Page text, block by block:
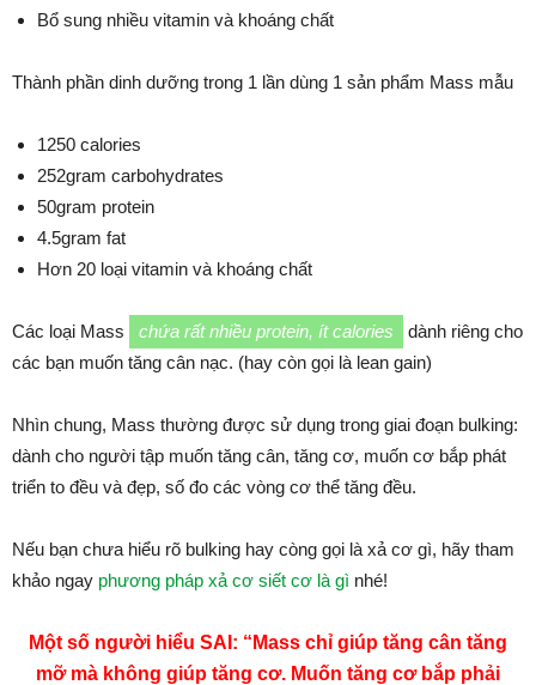
Bổ sung nhiều vitamin và khoáng chất
Thành phần dinh dưỡng trong 1 lần dùng 1 sản phẩm Mass mẫu
1250 calories
252gram carbohydrates
50gram protein
4.5gram fat
Hơn 20 loại vitamin và khoáng chất
Các loại Mass chứa rất nhiều protein, ít calories
dành riêng cho
các bạn muốn tăng cân nạc. (hay còn gọi là lean gain)
Nhìn chung, Mass thường được sử dụng trong giai đoạn bulking:
dành cho người tập muốn tăng cân, tăng cơ, muốn cơ bắp phát
triển to đều và đẹp, số đo các vòng cơ thể tăng đều.
Nếu bạn chưa hiểu rõ bulking hay còng gọi là xả cơ gì, hãy tham
khảo ngay phương pháp xả cơ siết cơ là gì nhé!
Một số người hiểu SAI: “Mass chỉ giúp tăng cân tăng
mỡ mà không giúp tăng cơ. Muốn tăng cơ bắp phải